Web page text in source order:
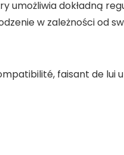
umożliwia dokładną
w zależności od
faisant de lui